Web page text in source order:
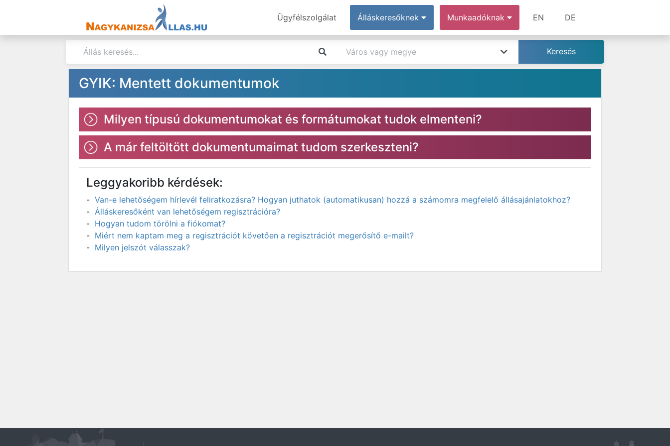
Ügyfélszolgálat Álláskeresőknek Munkaadóknak EN DE
GYIK: Mentett dokumentumok
Milyen típusú dokumentumokat és formátumokat tudok elmenteni?
A már feltöltött dokumentumaimat tudom szerkeszteni?
Leggyakoribb kérdések:
Van-e lehetőségem hírlevél feliratkozásra? Hogyan juthatok (automatikusan) hozzá a számomra megfelelő állásajánlatokhoz?
Álláskeresőként van lehetőségem regisztrációra?
Hogyan tudom törölni a fiókomat?
Miért nem kaptam meg a regisztrációt követően a regisztrációt megerősítő e-mailt?
Milyen jelszót válasszak?